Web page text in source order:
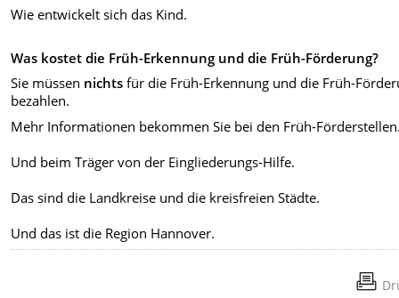
Wie entwickelt sich das Kind.
Was kostet die Früh-Erkennung und die Früh-Förderung?
Sie müssen nichts für die Früh-Erkennung und die Früh-
bezahlen.
Mehr Informationen bekommen Sie bei den Früh-
Und beim Träger von der Eingliederungs-Hilfe.
Das sind die Landkreise und die kreisfreien Städte.
Und das ist die Region Hannover.